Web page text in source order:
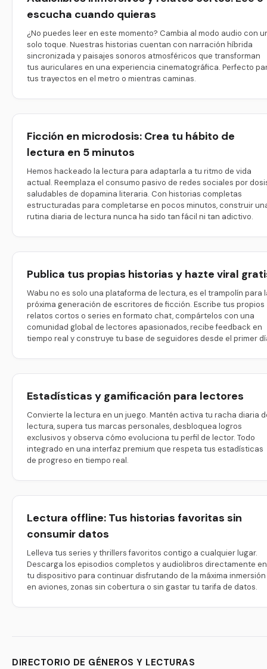
escucha cuando quieras
¿No puedes leer en este momento? Cambia al modo audio con
solo toque. Nuestras historias cuentan con narración híbrida
sincronizada y paisajes sonoros atmosféricos que transforman
tus auriculares en una experiencia cinematográfica. Perfecto
tus trayectos en el metro o mientras caminas.
Ficción en microdosis: Crea tu hábito de
lectura en 5 minutos
Hemos hackeado la lectura para adaptarla a tu ritmo de vida
actual. Reemplaza el consumo pasivo de redes sociales por
saludables de dopamina literaria. Con historias completas
estructuradas para completarse en pocos minutos, construir
rutina diaria de lectura nunca ha sido tan fácil ni tan adictivo.
Publica tus propias historias y hazte viral
Wabu no es solo una plataforma de lectura, es el trampolín para
próxima generación de escritores de ficción. Escribe tus propios
relatos cortos o series en formato chat, compártelos con una
comunidad global de lectores apasionados, recibe feedback en
tiempo real y construye tu base de seguidores desde el primer
Estadísticas y gamificación para lectores
Convierte la lectura en un juego. Mantén activa tu racha diaria
lectura, supera tus marcas personales, desbloquea logros
exclusivos y observa cómo evoluciona tu perfil de lector. Todo
integrado en una interfaz premium que respeta tus estadísticas
de progreso en tiempo real.
Lectura offline: Tus historias favoritas sin
consumir datos
Lelleva tus series y thrillers favoritos contigo a cualquier lugar.
Descarga los episodios completos y audiolibros directamente en
tu dispositivo para continuar disfrutando de la máxima inmersión
en aviones, zonas sin cobertura o sin gastar tu tarifa de datos.
DIRECTORIO DE GÉNEROS Y LECTURAS